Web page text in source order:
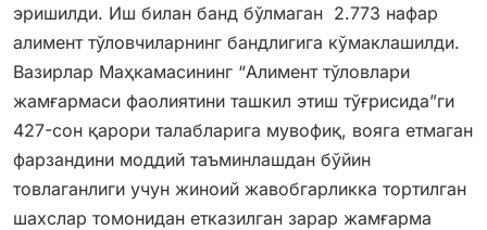
эришилди. Иш билан банд бўлмаган 2.773 нафар
алимент тўловчиларнинг бандлигига кўмаклашилди.
Вазирлар Маҳкамасининг “Алимент тўловлари
жамғармаси фаолиятини ташкил этиш тўғрисида”ги
427-сон қарори талабларига мувофиқ, вояга етмаган
фарзандини моддий таъминлашдан бўйин
товлаганлиги учун жиноий жавобгарликка тортилган
шахслар томонидан етказилган зарар жамғарма